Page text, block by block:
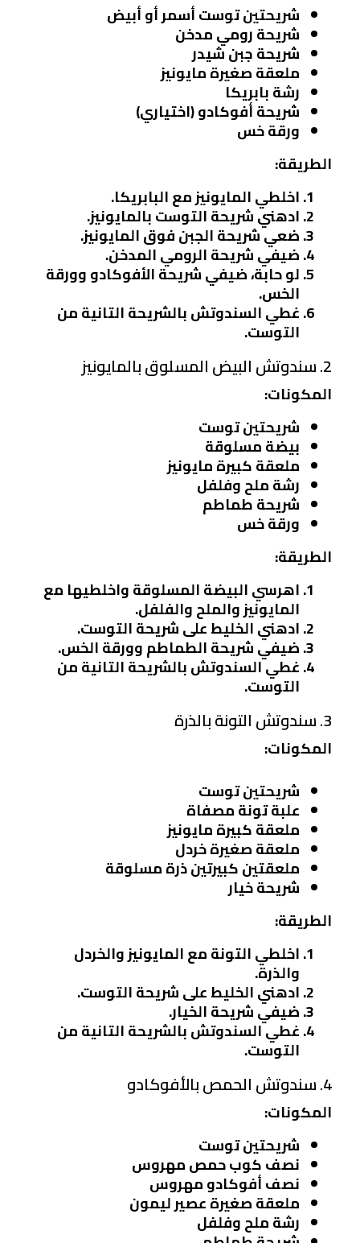
شريحتين توست أسمر أو أبيض
شريحة رومي مدخن
شريحة جبن شيدر
ملعقة صغيرة مايونيز
رشة بابريكا
شريحة أفوكادو (اختياري)
ورقة خس
الطريقة:
اخلطي المايونيز مع البابريكا.
ادهني شريحة التوست بالمايونيز.
ضعي شريحة الجبن فوق المايونيز.
ضيفي شريحة الرومي المدخن.
لو حابة، ضيفي شريحة الأفوكادو وورقة
الخس.
غطي السندوتش بالشريحة التانية من
التوست.
2. سندوتش البيض المسلوق بالمايونيز
المكونات:
شريحتين توست
بيضة مسلوقة
ملعقة كبيرة مايونيز
رشة ملح وفلفل
شريحة طماطم
ورقة خس
الطريقة:
اهرسي البيضة المسلوقة واخلطيها مع
المايونيز والملح والفلفل.
ادهني الخليط على شريحة التوست.
ضيفي شريحة الطماطم وورقة الخس.
غطي السندوتش بالشريحة التانية من
التوست.
3. سندوتش التونة بالذرة
المكونات:
شريحتين توست
علبة تونة مصفاة
ملعقة كبيرة مايونيز
ملعقة صغيرة خردل
ملعقتين كبيرتين ذرة مسلوقة
شريحة خيار
الطريقة:
اخلطي التونة مع المايونيز والخردل
والذرة.
ادهني الخليط على شريحة التوست.
ضيفي شريحة الخيار.
غطي السندوتش بالشريحة التانية من
التوست.
4. سندوتش الحمص بالأفوكادو
المكونات:
شريحتين توست
نصف كوب حمص مهروس
نصف أفوكادو مهروس
ملعقة صغيرة عصير ليمون
رشة ملح وفلفل